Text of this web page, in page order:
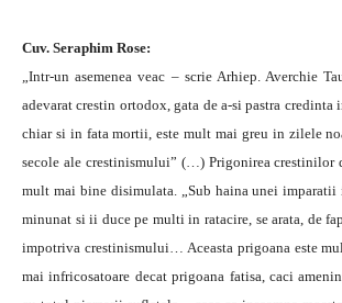
Cuv. Seraphim Rose:
„Intr-un asemenea veac – scrie Arhiep. Averchie
adevarat crestin ortodox, gata de a-si pastra
chiar si in fata mortii, este mult mai greu in zilele
secole ale crestinismului” (…) Prigonirea crestinilor
mult mai bine disimulata. „Sub haina unei imparatii
minunat si ii duce pe multi in ratacire, se arata, de
impotriva crestinismului… Aceasta prigoana este
mai infricosatoare decat prigoana fatisa, caci